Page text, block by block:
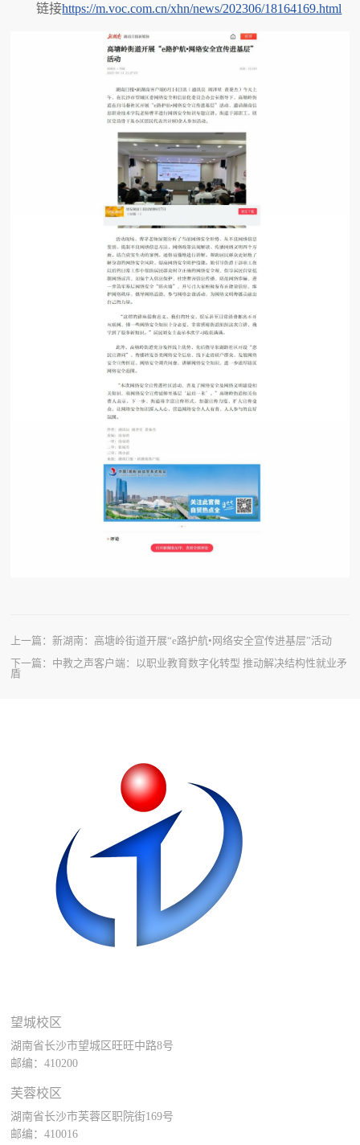
链接https://m.voc.com.cn/xhn/news/202306/18164169.html
上一篇：新湖南：高塘岭街道开展“e路护航•网络安全宣传进基层”活动
下一篇： 中教之声客户端：以职业教育数字化转型 推动解决结构性就业矛
盾
望城校区
湖南省长沙市望城区旺旺中路8号
邮编：410200
芙蓉校区
湖南省长沙市芙蓉区职院街169号
邮编：410016